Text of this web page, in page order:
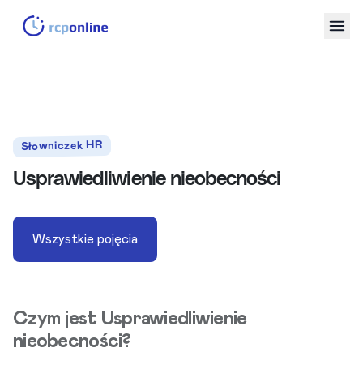
Słowniczek HR
Usprawiedliwienie nieobecności
Wszystkie pojęcia
Czym jest Usprawiedliwienie
nieobecności?